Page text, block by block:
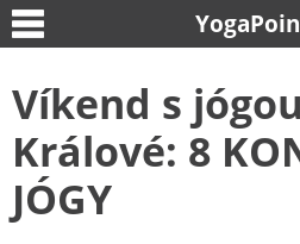
Víkend s
Králové: 8
JÓGY